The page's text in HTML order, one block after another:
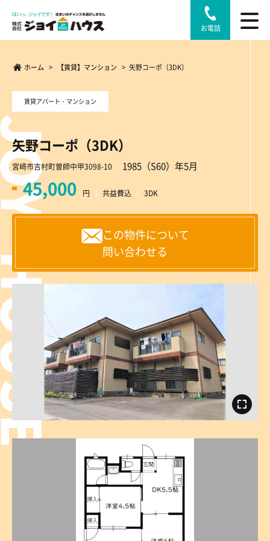
お電話
ホーム > 【賃貸】マンション > 矢野コーポ（3DK）
賃貸アパート・マンション
矢野コーポ（3DK）
宮崎市吉村町曽師中甲3098-10 1985（S60）年5月
45,000 円 共益費込 3DK
この物件について
問い合わせる